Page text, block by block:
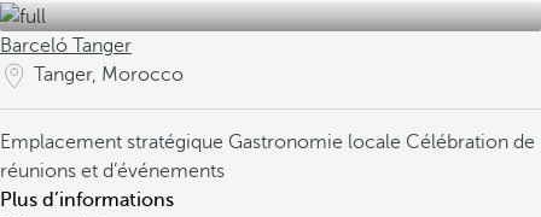
Barceló Tanger
Tanger, Morocco
Emplacement stratégique Gastronomie locale Célébration de
réunions et d’événements
Plus d’informations